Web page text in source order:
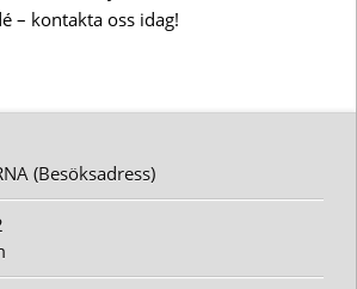
– kontakta oss idag!
(Besöksadress)